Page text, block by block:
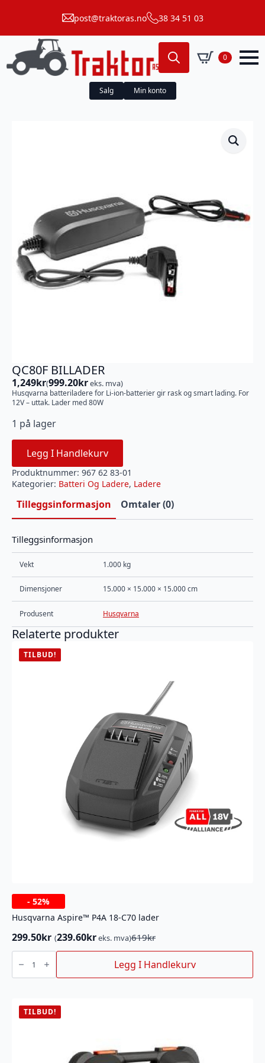
post@traktoras.no 38 34 51 03
Search
for:
0
Salg Min konto
QC80F BILLADER
1,249kr(999.20kreks. mva)
Husqvarna batteriladere for Li-ion-batterier gir rask og smart lading. For
12V – uttak. Lader med 80W
1 på lager
Legg I Handlekurv
Produktnummer: 967 62 83-01
Kategorier: Batteri Og Ladere, Ladere
Tilleggsinformasjon Omtaler (0)
Tilleggsinformasjon
Vekt 1.000 kg
Dimensjoner 15.000 × 15.000 × 15.000 cm
Produsent Husqvarna
Relaterte produkter
TILBUD!
- 52%
Husqvarna Aspire™ P4A 18-C70 lader
619kr
Opprinnelig
pris
var:
619kr.
299.50kr
Nåværende
pris
er:
299.50kr.
(239.60kreks. mva)
Husqvarna
Aspire™
P4A
18-
Legg I Handlekurv
TILBUD!